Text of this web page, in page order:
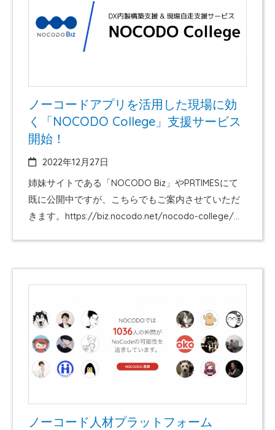
うございました。ご不明な点、お問い合わせにつき
ましては、以下にお願いいたします。 株式会社プレ
スマンNOCODO事業部contact@nocodo.net
ノーコードアプリを活用した現場に効
く「NOCODO College」支援サービス
開始！
2022年12月27日
姉妹サイトである「NOCODO Biz」やPRTIMESにて
既に公開中ですが、こちらでもご案内させていただ
きます。https://biz.nocodo.net/nocodo-college/
現場DXを実現するための、DX内製構築支援 ＆ 現場
自走支援サービスです。「現場主導」で課題解決で
継続的に伴走サポートします。 現場DXが進まない理
由 ノーコードツールが導入されていても、現場が業
務DXに十分に活かせていない（”入口整理力” の不
足…
ノーコード人材プラットフォーム